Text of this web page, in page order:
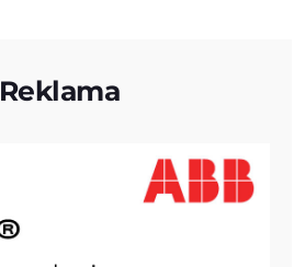
Reklama